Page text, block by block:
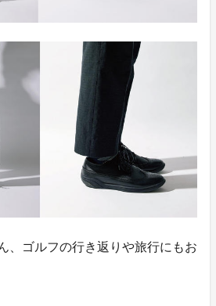
、ゴルフの行き返りや旅行にもお